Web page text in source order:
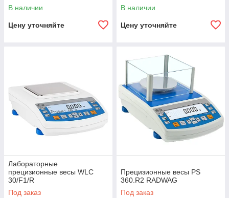
В наличии
Цену уточняйте
В наличии
Цену уточняйте
Лабораторные
прецизионные весы WLC
30/F1/R
Под заказ
Прецизионные весы PS
360.R2 RADWAG
Под заказ